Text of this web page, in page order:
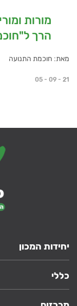
מורות
הרך
מאת: חוכמת התנועה
05 - 09 - 21
יחידות המכון
כללי